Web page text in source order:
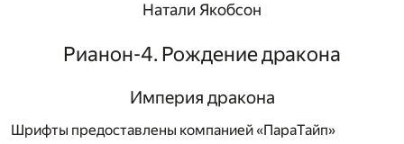
Натали Якобсон
Рианон-4. Рождение дракона
Империя дракона
Шрифты предоставлены компанией «ПараТайп»